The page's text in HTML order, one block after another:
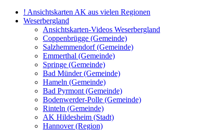
! Ansichtskarten AK aus vielen Regionen
Weserbergland
Ansichtskarten-Videos Weserbergland
Coppenbrügge (Gemeinde)
Salzhemmendorf (Gemeinde)
Emmerthal (Gemeinde)
Springe (Gemeinde)
Bad Münder (Gemeinde)
Hameln (Gemeinde)
Bad Pyrmont (Gemeinde)
Bodenwerder-Polle (Gemeinde)
Rinteln (Gemeinde)
AK Hildesheim (Stadt)
Hannover (Region)